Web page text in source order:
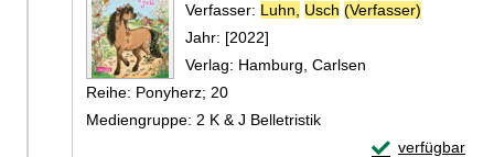
Verfasser: Luhn, Usch (Verfasser)
Jahr: [2022]
Verlag: Hamburg, Carlsen
Reihe: Ponyherz; 20
Mediengruppe: 2 K & J Belletristik
verfügbar
Exemplar-